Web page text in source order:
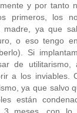
y por tanto
primeros, los
madre, ya que
o eso tengo
Si
de
a los inviables.
ya que salvo
están